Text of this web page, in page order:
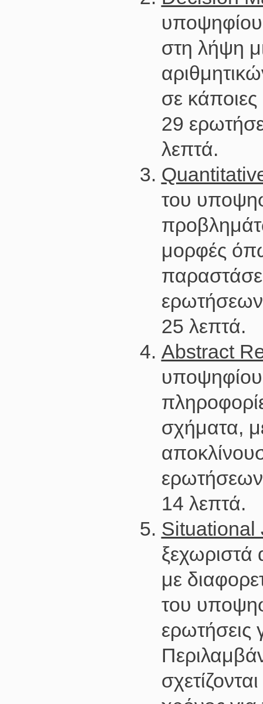
στη λήψη
σε κάποιες
29
λεπτά.
του
μορφές
ερωτήσεων
25 λεπτά.
Abstract
σχήματα,
ερωτήσεων
14 λεπτά.
Situational
ξεχωριστά
με
του
ερωτήσεις